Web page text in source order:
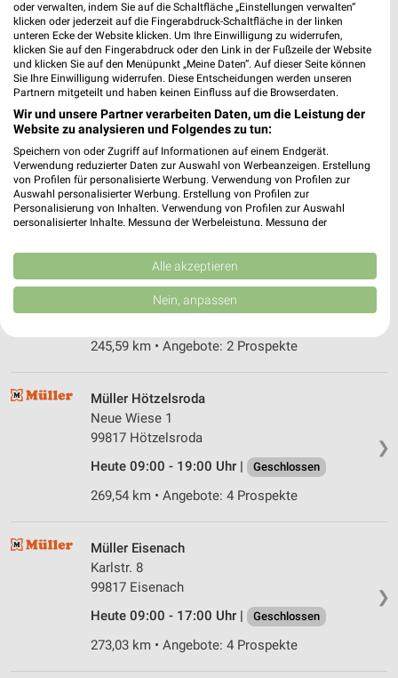
Heute 08:00 - 16:00 Uhr | Geschlossen
249,05 km • Angebote: 2 Prospekte
dm Eisenach
Bleichrasen 41
99817 Eisenach
Heute 08:00 - 20:00 Uhr | Geschlossen
273,56 km
Rossmann Leinefelde
Siemensstr. 5
37327 Leinefelde
Heute 08:00 - 20:00 Uhr | Geschlossen
245,59 km • Angebote: 2 Prospekte
❯
Müller Hötzelsroda
Neue Wiese 1
99817 Hötzelsroda
Heute 09:00 - 19:00 Uhr |
Geschlossen
269,54 km • Angebote: 4 Prospekte
❯
Müller Eisenach
Karlstr. 8
99817 Eisenach
Heute 09:00 - 17:00 Uhr |
Geschlossen
273,03 km • Angebote: 4 Prospekte
oder verwalten, indem Sie auf die Schaltfläche „Einstellungen verwalten“
klicken oder jederzeit auf die Fingerabdruck-Schaltfläche in der linken
unteren Ecke der Website klicken. Um Ihre Einwilligung zu widerrufen,
klicken Sie auf den Fingerabdruck oder den Link in der Fußzeile der Website
und klicken Sie auf den Menüpunkt „Meine Daten“. Auf dieser Seite können
Sie Ihre Einwilligung widerrufen. Diese Entscheidungen werden unseren
Partnern mitgeteilt und haben keinen Einfluss auf die Browserdaten.
Wir und unsere Partner verarbeiten Daten, um die Leistung der
Website zu analysieren und Folgendes zu tun:
Speichern von oder Zugriff auf Informationen auf einem Endgerät.
Verwendung reduzierter Daten zur Auswahl von Werbeanzeigen. Erstellung
von Profilen für personalisierte Werbung. Verwendung von Profilen zur
Auswahl personalisierter Werbung. Erstellung von Profilen zur
Personalisierung von Inhalten. Verwendung von Profilen zur Auswahl
personalisierter Inhalte. Messung der Werbeleistung. Messung der
Kombinationen von Daten aus verschiedenen Quellen. Entwicklung und
Verbesserung der Angebote. Verwendung reduzierter Daten zur Auswahl
von Inhalten.
Daten können außerhalb der Europäischen Union weitergegeben und in die
USA gesendet werden.
Website/App.
Wir nutzen Ihre Daten für folgende Zwecke:
Speichern von oder Zugriff auf Informationen
Verwendung reduzierter Daten zur Auswahl von
Werbeanzeigen
Erstellung von Profilen für personalisierte
Verwendung von Profilen zur Auswahl
Erstellung von Profilen zur Personalisierung
Alle akzeptieren
Nein, anpassen